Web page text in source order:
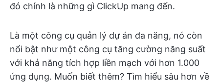
đó chính là những gì ClickUp mang đến.
Là một công cụ quản lý dự án đa năng, nó còn
nổi bật như một công cụ tăng cường năng suất
với khả năng tích hợp liền mạch với hơn 1.000
ứng dụng. Muốn biết thêm? Tìm hiểu sâu hơn về